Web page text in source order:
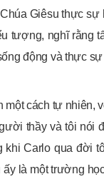
Giêsu thực
tượng, nghĩ
động và thực
một cách tự
thầy và tôi nói
khi Carlo qua đời
là một trường